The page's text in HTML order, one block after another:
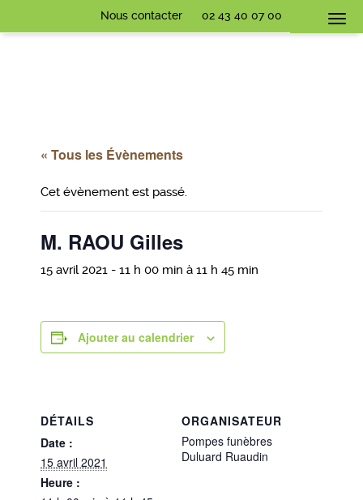
Nous contacter 02 43 40 07 00
« Tous les Évènements
Cet évènement est passé.
M. RAOU Gilles
15 avril 2021 - 11 h 00 min à 11 h 45 min
Ajouter au calendrier
DÉTAILS
Date :
15 avril 2021
Heure :
ORGANISATEUR
Pompes funèbres
Duluard Ruaudin